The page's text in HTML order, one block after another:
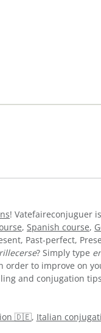
! Vatefaireconjuguer
, Spanish course,
Past-perfect,
? Simply type
order to improve on
and conjugation
🇩🇪, Italian